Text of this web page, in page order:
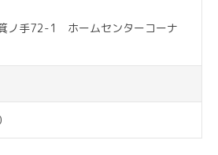
ノ手72-1 ホームセンターコーナ